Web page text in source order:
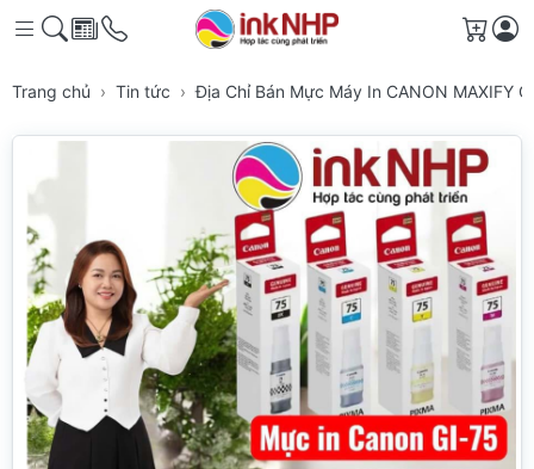
Giỏ
Trang chủ Tin tức Địa Chỉ Bán Mực Máy In CANON MAXIFY